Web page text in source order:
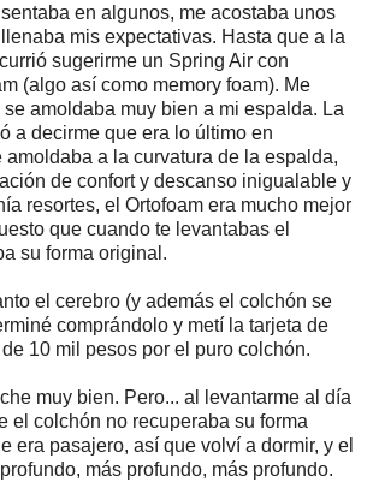
en algunos, me acostaba unos
mis expectativas. Hasta que a la
sugerirme un Spring Air con
(algo así como memory foam). Me
amoldaba muy bien a mi espalda. La
a decirme que era lo último en
a la curvatura de la espalda,
de confort y descanso inigualable y
resortes, el Ortofoam era mucho mejor
que cuando te levantabas el
su forma original.
el cerebro (y además el colchón se
comprándolo y metí la tarjeta de
10 mil pesos por el puro colchón.
muy bien. Pero... al levantarme al día
el colchón no recuperaba su forma
era pasajero, así que volví a dormir, y el
más profundo, más profundo.